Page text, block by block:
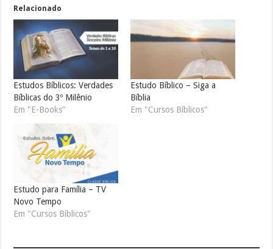
Relacionado
Estudos Bíblicos: Verdades
Bíblicas do 3º Milênio
Em "E-Books"
Estudo Bíblico – Siga a
Bíblia
Em "Cursos Bíblicos"
Estudo para Família – TV
Novo Tempo
Em "Cursos Bíblicos"